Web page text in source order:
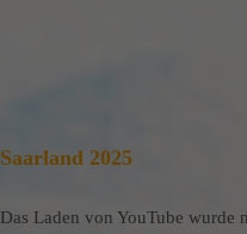
Saarland 2025
Das Laden von YouTube wurde